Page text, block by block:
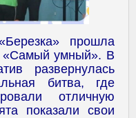
прошла
«Самый умный». В
развернулась
битва, где
отличную
показали свои